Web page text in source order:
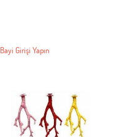
Bayi Girişi Yapın